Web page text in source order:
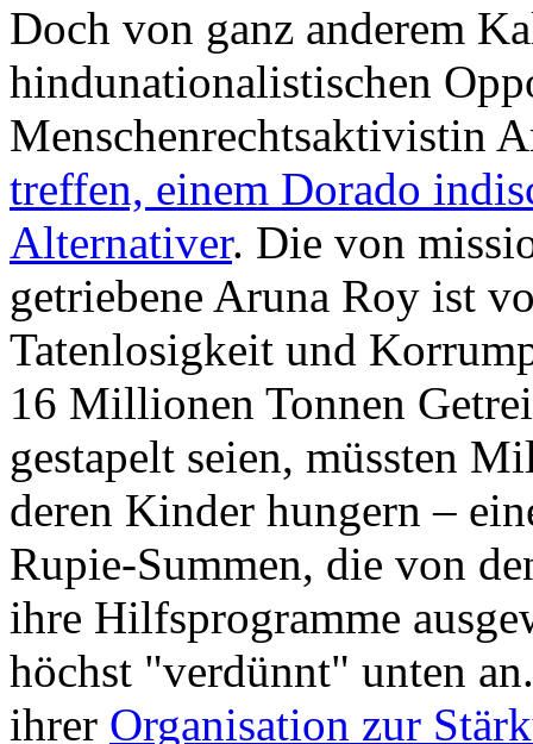
Doch von ganz anderem
hindunationalistischen
Menschenrechtsaktivistin
treffen, einem Dorado
Alternativer. Die von
getriebene Aruna Roy ist
Tatenlosigkeit und
16 Millionen Tonnen
gestapelt seien, müssten
deren Kinder hungern –
Rupie-Summen, die von
ihre Hilfsprogramme
höchst "verdünnt" unten
ihrer Organisation zur